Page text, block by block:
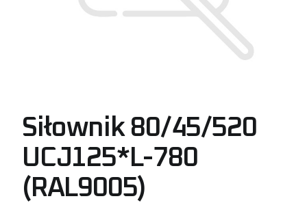
Siłownik 80/45/520
UCJ125*L-780
(RAL9005)